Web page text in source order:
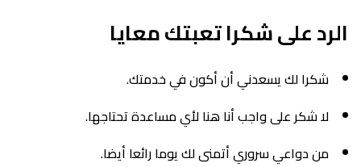
الرد على شكرا تعبتك معايا
شكرا لك يسعدني أن أكون في خدمتك.
لا شكر على واجب أنا هنا لأي مساعدة تحتاجها.
من دواعي سروري أتمنى لك يوما رائعا أيضا.